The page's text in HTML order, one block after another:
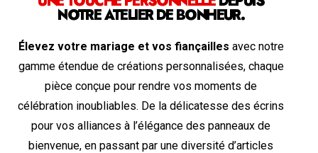
NOTRE ATELIER DE BONHEUR.
Élevez votre mariage et vos fiançailles avec notre
gamme étendue de créations personnalisées, chaque
pièce conçue pour rendre vos moments de
célébration inoubliables. De la délicatesse des écrins
pour vos alliances à l’élégance des panneaux de
bienvenue, en passant par une diversité d’articles